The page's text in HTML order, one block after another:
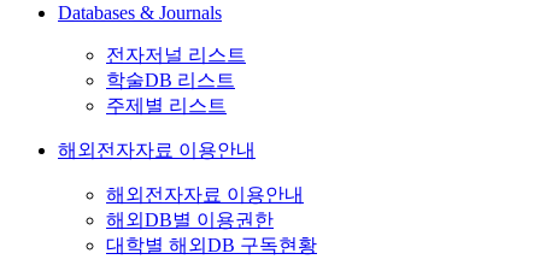
Databases & Journals
전자저널 리스트
학술DB 리스트
주제별 리스트
해외전자자료 이용안내
해외전자자료 이용안내
해외DB별 이용권한
대학별 해외DB 구독현황